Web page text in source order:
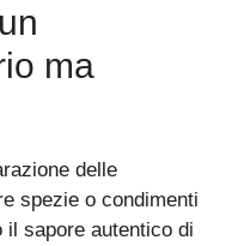
ma
delle
spezie o condimenti
sapore autentico di